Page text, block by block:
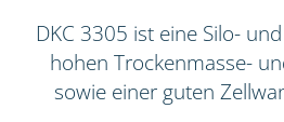
DKC 3305 ist eine Silo-
hohen Trockenmasse-
sowie einer guten